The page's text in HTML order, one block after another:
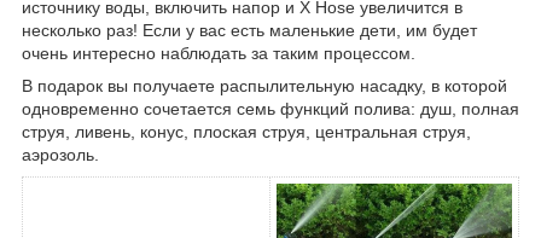
источнику воды, включить напор и X Hosе увеличится в
несколько раз! Если у вас есть маленькие дети, им будет
очень интересно наблюдать за таким процессом.
В подарок вы получаете распылительную насадку, в которой
одновременно сочетается семь функций полива: душ, полная
струя, ливень, конус, плоская струя, центральная струя,
аэрозоль.